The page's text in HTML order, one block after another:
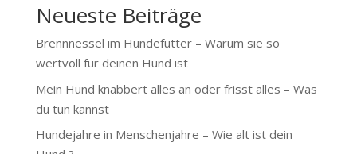
Neueste Beiträge
Brennnessel im Hundefutter – Warum sie so
wertvoll für deinen Hund ist
Mein Hund knabbert alles an oder frisst alles – Was
du tun kannst
Hundejahre in Menschenjahre – Wie alt ist dein